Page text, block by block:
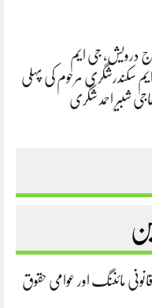
درویش، جی ایم
سکندرشگری مرحوم کی پہلی
شبیر احمد شگری
مائننگ اور عوامی حقوق